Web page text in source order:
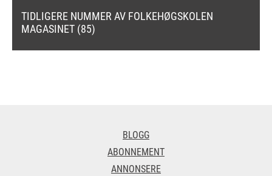
TIDLIGERE NUMMER AV FOLKEHØGSKOLEN
MAGASINET (85)
BLOGG
ABONNEMENT
ANNONSERE